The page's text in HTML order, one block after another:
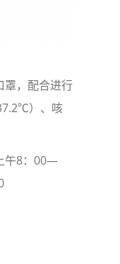
罩，配合进行
）、咳
午8：00—